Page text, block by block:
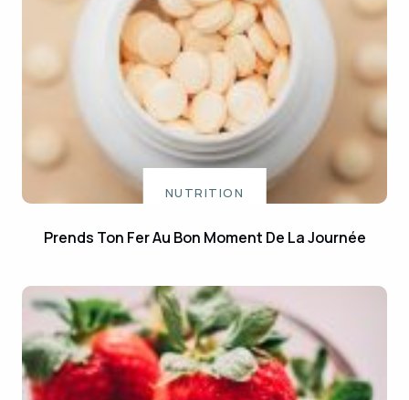
NUTRITION
Prends Ton Fer Au Bon Moment De La Journée